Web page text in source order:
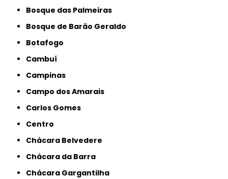
Bosque das Palmeiras
Bosque de Barão Geraldo
Botafogo
Cambuí
Campinas
Campo dos Amarais
Carlos Gomes
Centro
Chácara Belvedere
Chácara da Barra
Chácara Gargantilha